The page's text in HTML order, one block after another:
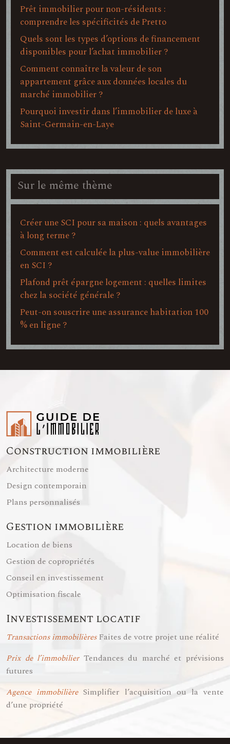
Prêt immobilier pour non-résidents :
comprendre les spécificités de Pretto
Quels sont les types d’options de financement
disponibles pour l’achat immobilier ?
Comment connaître la valeur de son
appartement grâce aux données locales du
marché immobilier ?
Pourquoi investir dans l’immobilier de luxe à
Saint-Germain-en-Laye
Sur le même thème
Créer une SCI pour sa maison : quels avantages
à long terme ?
Comment est calculée la plus-value immobilière
en SCI ?
Plafond prêt épargne logement : quelles limites
chez la société générale ?
Peut-on souscrire une assurance habitation 100
% en ligne ?
Construction immobilière
Architecture moderne
Design contemporain
Plans personnalisés
Gestion immobilière
Location de biens
Gestion de copropriétés
Conseil en investissement
Optimisation fiscale
Investissement locatif
Transactions immobilièresFaites de votre projet une réalité
Prix de l’immobilierTendances du marché et prévisions
futures
Agence immobilièreSimplifier l’acquisition ou la vente
d’une propriété